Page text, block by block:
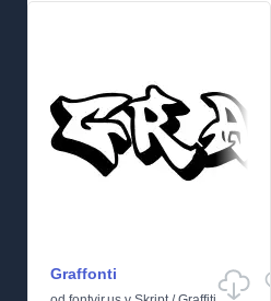
Graffonti